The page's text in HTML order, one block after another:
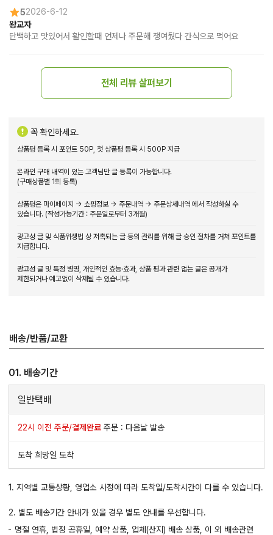
52026-6-12
왕교자
단백하고 맛있어서 활인할때 언제나 주문해 쟁여뒀다 간식으로 먹어요
전체 리뷰 살펴보기
꼭 확인하세요.
상품평 등록 시 포인트 50P, 첫 상품평 등록 시 500P 지급
온라인 구매 내역이 있는 고객님만 글 등록이 가능합니다.
(구매상품별 1회 등록)
상품평은 마이페이지 → 쇼핑정보 → 주문내역 → 주문상세내역 에서 작성하실 수
있습니다. (작성가능기간 : 주문일로부터 3개월)
광고성 글 및 식품위생법 상 저촉되는 글 등의 관리를 위해 글 승인 절차를 거쳐 포인트를
지급합니다.
광고성 글 및 특정 병명, 개인적인 효능·효과, 상품 평과 관련 없는 글은 공개가
제한되거나 예고없이 삭제될 수 있습니다.
배송/반품/교환
01. 배송기간
일반택배
22시 이전 주문/결제완료 주문 : 다음날 발송
도착 희망일 도착
1. 지역별 교통상황, 영업소 사정에 따라 도착일/도착시간이 다를 수 있습니다.
2. 별도 배송기간 안내가 있을 경우 별도 안내를 우선합니다.
명절 연휴, 법정 공휴일, 예약 상품, 업체(산지) 배송 상품, 이 외 배송관련